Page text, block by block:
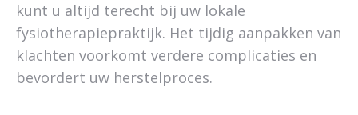
kunt u altijd terecht bij uw lokale
fysiotherapiepraktijk. Het tijdig aanpakken van
klachten voorkomt verdere complicaties en
bevordert uw herstelproces.